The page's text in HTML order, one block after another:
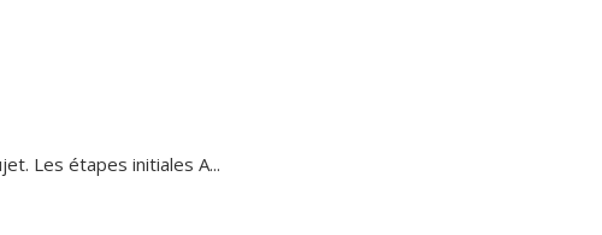
Les étapes initiales A...